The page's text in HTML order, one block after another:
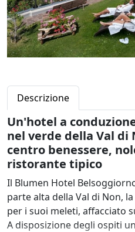
Descrizione
Un'hotel a
nel verde della Val di
centro benessere,
ristorante tipico
Il Blumen Hotel
parte alta della Val di Non,
per i suoi meleti, affacciato
A disposizione degli ospiti